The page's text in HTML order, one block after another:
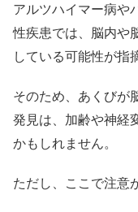
アルツハイマー病や
性疾患では、脳内や
している可能性が指
そのため、あくびが
発見は、加齢や神経
かもしれません。
ただし、ここで注意